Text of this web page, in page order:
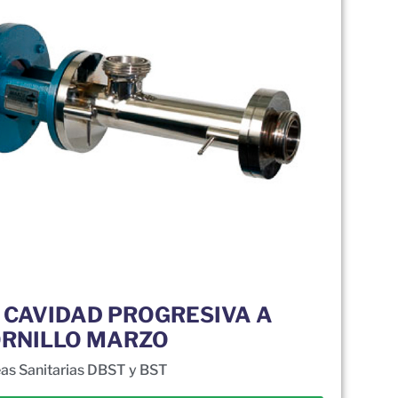
PROGRESIVA A
MARZO
Sanitarias DBST y BST